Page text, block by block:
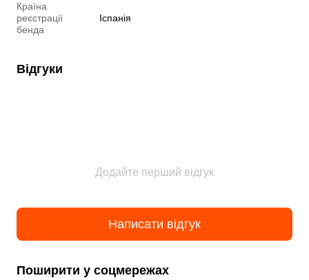
Країна
реєстрації
бенда
Іспанія
Відгуки
Додайте перший відгук
Написати відгук
Поширити у соцмережах